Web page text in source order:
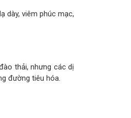
dày, viêm phúc mạc,
thải, nhưng các dị
đường tiêu hóa.